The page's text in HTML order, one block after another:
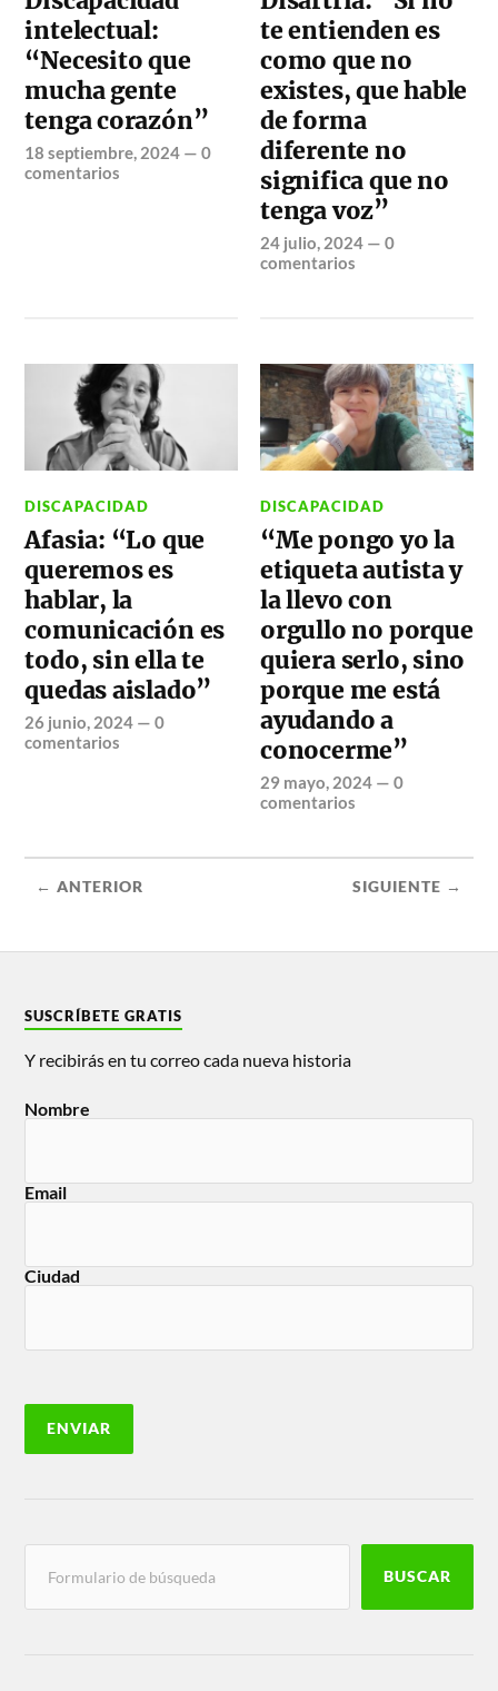
intelectual:
“Necesito que
mucha gente
tenga corazón”
18 septiembre, 2024 —0
comentarios
te entienden es
como que no
existes, que hable
de forma
diferente no
significa que no
tenga voz”
24 julio, 2024 —0
comentarios
DISCAPACIDAD
Afasia: “Lo que
queremos es
hablar, la
comunicación es
todo, sin ella te
quedas aislado”
26 junio, 2024 —0
comentarios
DISCAPACIDAD
“Me pongo yo la
etiqueta autista y
la llevo con
orgullo no porque
quiera serlo, sino
porque me está
ayudando a
conocerme”
29 mayo, 2024 —0
comentarios
← ANTERIOR SIGUIENTE →
SUSCRÍBETE GRATIS
Y recibirás en tu correo cada nueva historia
Nombre
Email
Ciudad
BUSCAR